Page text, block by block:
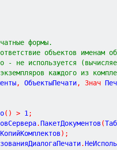
формы.
объектов именам
используется
каждого из
, ОбъектыПечати, Знач
( ) > 1 ;
. ПакетДокументов (
) ;
.